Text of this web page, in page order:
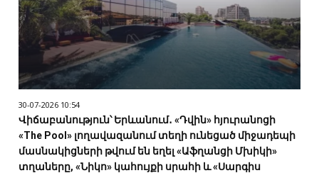
30-07-2026 10:54
Վիճաբանություն՝ Երևանում․ «Դվին» հյուրանոցի
«The Pool» լողավազանում տեղի ունեցած միջադեպի
մասնակիցների թվում են եղել «Աֆղանցի Մխիկի»
տղաները, «Նիկո» կահույքի սրահի և «Սարգիս